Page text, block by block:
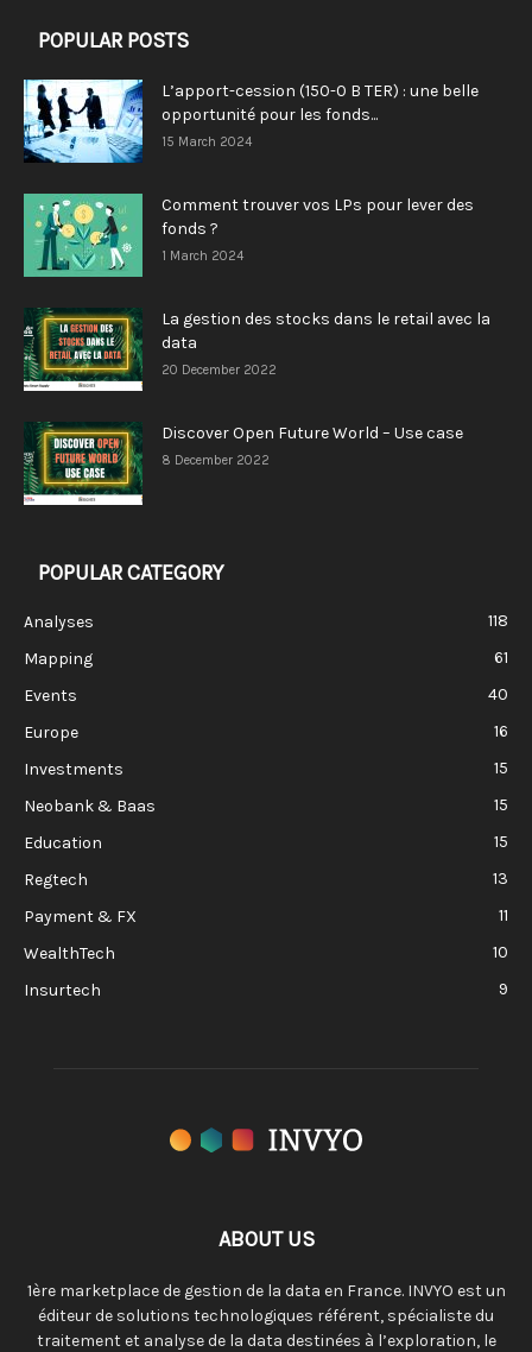
POPULAR POSTS
L’apport-cession (150-0 B TER) : une belle
opportunité pour les fonds...
15 March 2024
Comment trouver vos LPs pour lever des
fonds ?
1 March 2024
La gestion des stocks dans le retail avec la
data
20 December 2022
Discover Open Future World – Use case
8 December 2022
POPULAR CATEGORY
Analyses
118
Mapping
61
Events
40
Europe
16
Investments
15
Neobank & Baas
15
Education
15
Regtech
13
Payment & FX
11
WealthTech
10
Insurtech
9
ABOUT US
1ère marketplace de gestion de la data en France. INVYO est un
éditeur de solutions technologiques référent, spécialiste du
traitement et analyse de la data destinées à l’exploration, le